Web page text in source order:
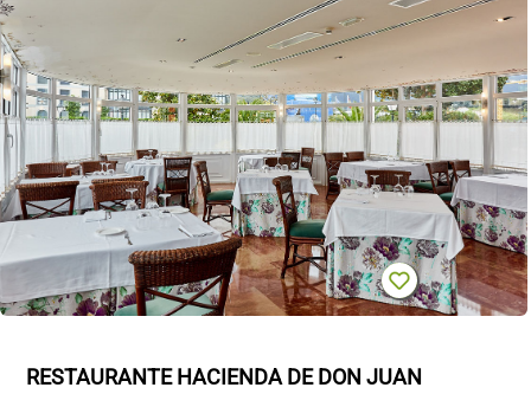
RESTAURANTE HACIENDA DE DON JUAN